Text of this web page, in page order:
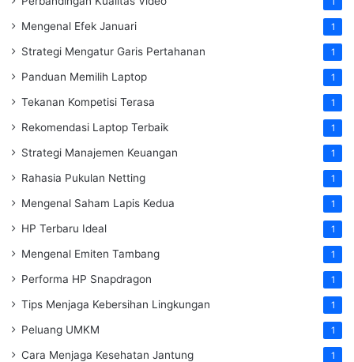
Mengenal Efek Januari 1
Strategi Mengatur Garis Pertahanan 1
Panduan Memilih Laptop 1
Tekanan Kompetisi Terasa 1
Rekomendasi Laptop Terbaik 1
Strategi Manajemen Keuangan 1
Rahasia Pukulan Netting 1
Mengenal Saham Lapis Kedua 1
HP Terbaru Ideal 1
Mengenal Emiten Tambang 1
Performa HP Snapdragon 1
Tips Menjaga Kebersihan Lingkungan 1
Peluang UMKM 1
Cara Menjaga Kesehatan Jantung 1